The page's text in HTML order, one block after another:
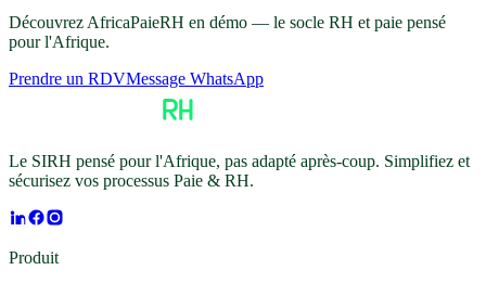
Découvrez AfricaPaieRH en démo — le socle RH et paie pensé
pour l'Afrique.
Prendre un RDVMessage WhatsApp
Le SIRH pensé pour l'Afrique, pas adapté après-coup. Simplifiez et
sécurisez vos processus Paie & RH.
Produit